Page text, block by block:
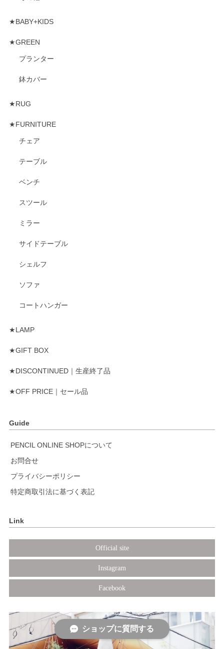
★BABY+KIDS
★GREEN
プランター
鉢カバー
★RUG
★FURNITURE
チェア
テーブル
ベンチ
スツール
ミラー
サイドテーブル
シェルフ
ソファ
コートハンガー
★LAMP
★GIFT BOX
★DISCONTINUED｜生産終了品
★OFF PRICE｜セール品
Guide
PENCIL ONLINE SHOPについて
お問合せ
プライバシーポリシー
特定商取引法に基づく表記
Link
Official site
Instagram
Facebook
ショップに質問する